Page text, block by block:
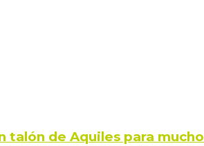
talón de Aquiles para